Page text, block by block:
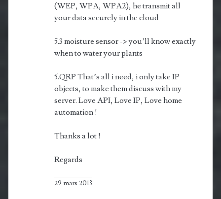
(WEP, WPA, WPA2), he transmit all
your data securely in the cloud
5.3 moisture sensor -> you’ll know exactly
when to water your plants
5.QRP That’s all i need, i only take IP
objects, to make them discuss with my
server. Love API, Love IP, Love home
automation !
Thanks a lot !
Regards
29 mars 2013